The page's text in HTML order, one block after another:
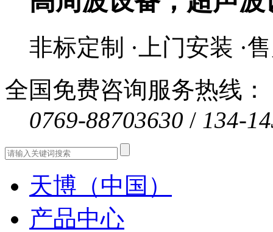
非标定制 ·上门安装 ·
全国免费咨询服务热线：
0769-88703630 / 134-
天博（中国）
产品中心